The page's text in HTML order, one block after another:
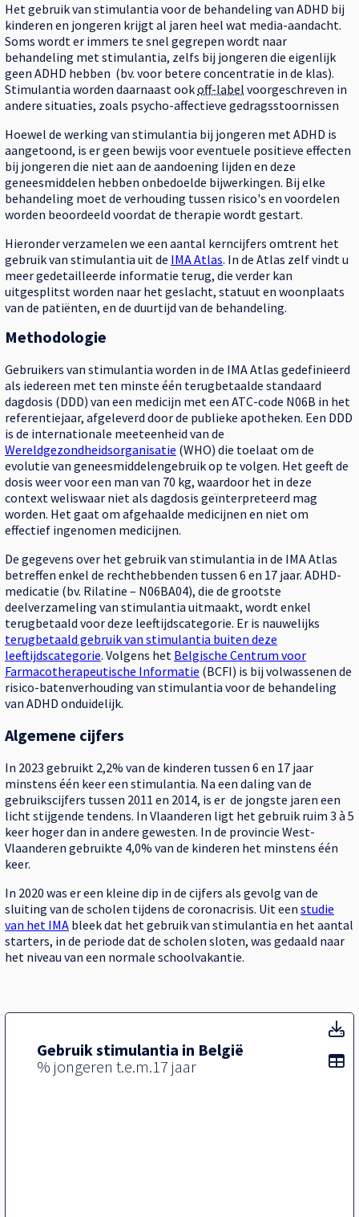
Het gebruik van stimulantia voor de behandeling van ADHD bij
kinderen en jongeren krijgt al jaren heel wat media-aandacht.
Soms wordt er immers te snel gegrepen wordt naar
behandeling met stimulantia, zelfs bij jongeren die eigenlijk
geen ADHD hebben (bv. voor betere concentratie in de klas).
Stimulantia worden daarnaast ookoff-label voorgeschreven in
andere situaties, zoals psycho-affectieve gedragsstoornissen
Hoewel de werking van stimulantia bij jongeren met ADHD is
aangetoond, is er geen bewijs voor eventuele positieve effecten
bij jongeren die niet aan de aandoening lijden en deze
geneesmiddelen hebben onbedoelde bijwerkingen. Bij elke
behandeling moet de verhouding tussen risico's en voordelen
worden beoordeeld voordat de therapie wordt gestart.
Hieronder verzamelen we een aantal kerncijfers omtrent het
gebruik van stimulantia uit de IMA Atlas. In de Atlas zelf vindt u
meer gedetailleerde informatie terug, die verder kan
uitgesplitst worden naar het geslacht, statuut en woonplaats
van de patiënten, en de duurtijd van de behandeling.
Methodologie
Gebruikers van stimulantia worden in de IMA Atlas gedefinieerd
als iedereen met ten minste één terugbetaalde standaard
dagdosis (DDD) van een medicijn met een ATC-code N06B in het
referentiejaar, afgeleverd door de publieke apotheken. Een DDD
is de internationale meeteenheid van de
Wereldgezondheidsorganisatie (WHO) die toelaat om de
evolutie van geneesmiddelengebruik op te volgen. Het geeft de
dosis weer voor een man van 70 kg, waardoor het in deze
context weliswaar niet als dagdosis geïnterpreteerd mag
worden. Het gaat om afgehaalde medicijnen en niet om
effectief ingenomen medicijnen.
De gegevens over het gebruik van stimulantia in de IMA Atlas
betreffen enkel de rechthebbenden tussen 6 en 17 jaar. ADHD-
medicatie (bv. Rilatine – N06BA04), die de grootste
deelverzameling van stimulantia uitmaakt, wordt enkel
terugbetaald voor deze leeftijdscategorie. Er is nauwelijks
terugbetaald gebruik van stimulantia buiten deze
leeftijdscategorie. Volgens het Belgische Centrum voor
Farmacotherapeutische Informatie (BCFI) is bij volwassenen de
risico-batenverhouding van stimulantia voor de behandeling
van ADHD onduidelijk.
Algemene cijfers
In 2023 gebruikt 2,2% van de kinderen tussen 6 en 17 jaar
minstens één keer een stimulantia. Na een daling van de
gebruikscijfers tussen 2011 en 2014, is er de jongste jaren een
licht stijgende tendens. In Vlaanderen ligt het gebruik ruim 3 à 5
keer hoger dan in andere gewesten. In de provincie West-
Vlaanderen gebruikte 4,0% van de kinderen het minstens één
keer.
In 2020 was er een kleine dip in de cijfers als gevolg van de
sluiting van de scholen tijdens de coronacrisis. Uit een studie
van het IMA bleek dat het gebruik van stimulantia en het aantal
starters, in de periode dat de scholen sloten, was gedaald naar
het niveau van een normale schoolvakantie.
Gebruik stimulantia in België
% jongeren t.e.m.17 jaar